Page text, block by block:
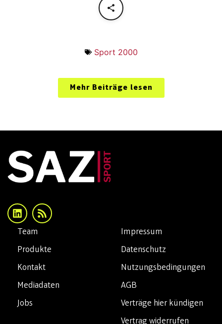
Sport 2000
Mehr Beiträge lesen
Impressum
Datenschutz
Nutzungsbedingungen
AGB
Verträge hier kündigen
Vertrag widerrufen
Team
Produkte
Kontakt
Mediadaten
Jobs